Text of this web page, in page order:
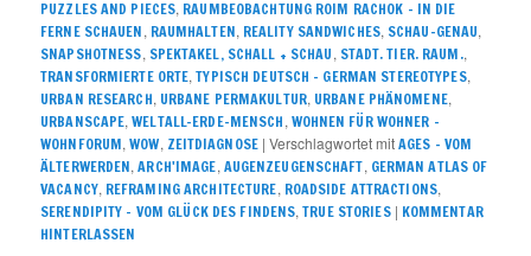
PUZZLES AND PIECES, RAUMBEOBACHTUNG ROIM RACHOK – IN DIE
FERNE SCHAUEN, RAUMHALTEN, REALITY SANDWICHES, SCHAU-GENAU,
SNAPSHOTNESS, SPEKTAKEL, SCHALL + SCHAU, STADT. TIER. RAUM.,
TRANSFORMIERTE ORTE,TYPISCH DEUTSCH – GERMAN STEREOTYPES,
URBAN RESEARCH, URBANE PERMAKULTUR, URBANE PHÄNOMENE,
URBANSCAPE,WELTALL-ERDE-MENSCH, WOHNEN FÜR WOHNER –
WOHNFORUM,WOW, ZEITDIAGNOSE | Verschlagwortet mitAGES - VOM
ÄLTERWERDEN,ARCH'IMAGE, AUGENZEUGENSCHAFT, GERMAN ATLAS OF
VACANCY, REFRAMING ARCHITECTURE, ROADSIDE ATTRACTIONS,
SERENDIPITY – VOM GLÜCK DES FINDENS,TRUE STORIES | KOMMENTAR
HINTERLASSEN